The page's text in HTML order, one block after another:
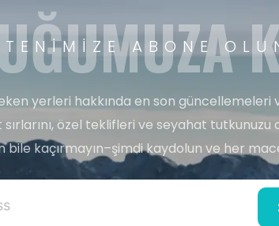
ABONE
yerleri hakkında en son güncellemeleri
sırlarını, özel teklifleri ve seyahat
bile kaçırmayın–şimdi kaydolun ve her